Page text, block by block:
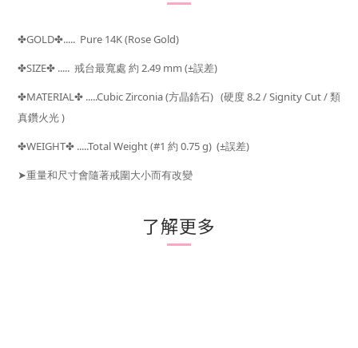
✤GOLD✤..... Pure 14K (Rose Gold)
✤SIZE✤ ..... 戒台最寬處 約 2.49 mm (±誤差)
✤MATERIAL✤ .....Cubic Zirconia (方晶鋯石) (硬度 8.2 / Signity Cut / 類
真鑽火光 )
✤WEIGHT✤ .....Total Weight (#1 約 0.75g) (±誤差)
➤重量和尺寸會隨著戒圍大小而有改變
了解更多